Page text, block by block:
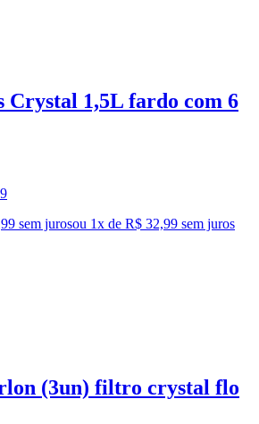
Crystal 1,5L fardo com 6
sem jurosou 1x de R$ 32,99 sem juros
(3un) filtro crystal flo